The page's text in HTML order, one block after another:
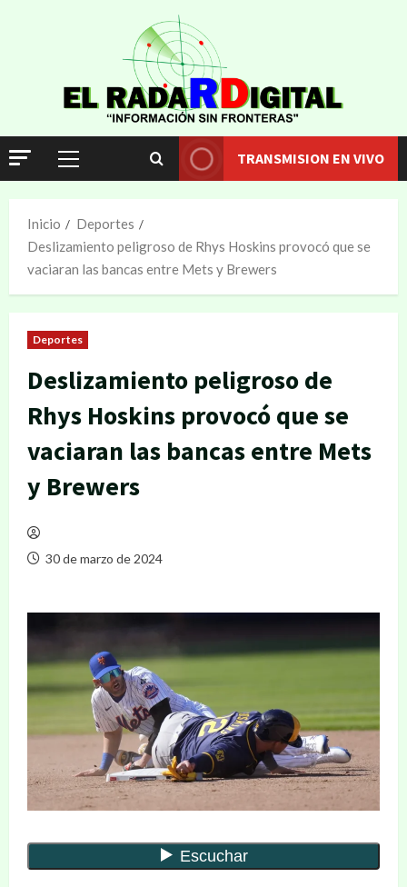
TRANSMISION EN VIVO
Inicio
Deportes
Deslizamiento peligroso de Rhys Hoskins provocó que se
vaciaran las bancas entre Mets y Brewers
Deportes
Deslizamiento peligroso de
Rhys Hoskins provocó que se
vaciaran las bancas entre Mets
y Brewers
30 de marzo de 2024